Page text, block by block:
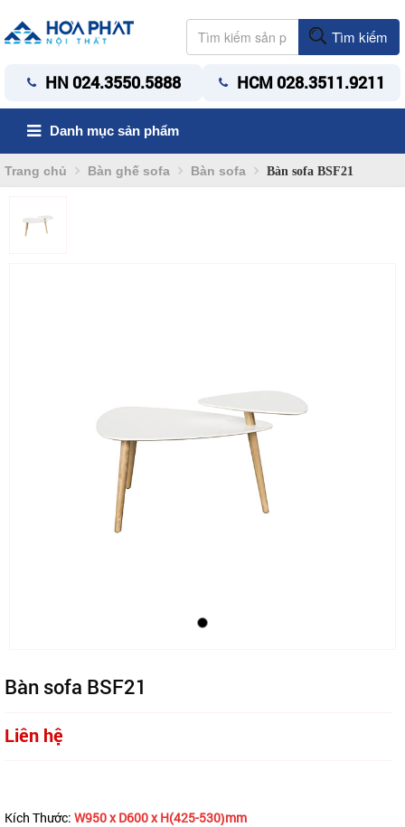
Tìm kiếm
HN 024.3550.5888 HCM 028.3511.9211
Danh mục sản phẩm
Trang chủ Bàn ghế sofa Bàn sofa Bàn sofa BSF21
Bàn sofa BSF21
Liên hệ
Kích Thước: W950 x D600 x H(425-530)mm